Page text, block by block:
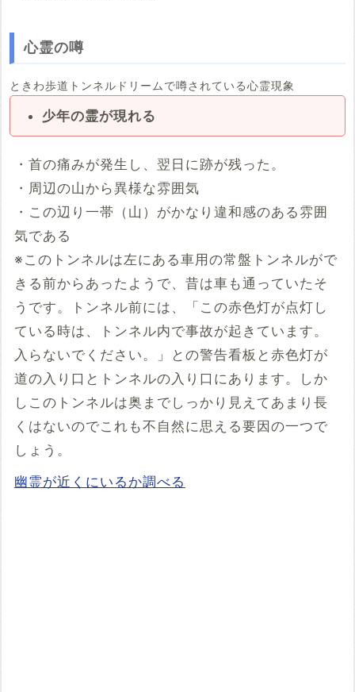
心霊の噂
ときわ歩道トンネルドリームで噂されている心霊現象
少年の霊が現れる
・首の痛みが発生し、翌日に跡が残った。
・周辺の山から異様な雰囲気
・この辺り一帯（山）がかなり違和感のある雰囲
気である
※このトンネルは左にある車用の常盤トンネルがで
きる前からあったようで、昔は車も通っていたそ
うです。トンネル前には、「この赤色灯が点灯し
ている時は、トンネル内で事故が起きています。
入らないでください。」との警告看板と赤色灯が
道の入り口とトンネルの入り口にあります。しか
しこのトンネルは奥までしっかり見えてあまり長
くはないのでこれも不自然に思える要因の一つで
しょう。
幽霊が近くにいるか調べる